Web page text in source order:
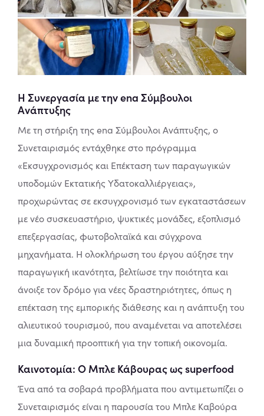
Η Συνεργασία με την ena Σύμβουλοι
Ανάπτυξης
Με τη στήριξη της ena Σύμβουλοι Ανάπτυξης, ο
Συνεταιρισμός εντάχθηκε στο πρόγραμμα
«Εκσυγχρονισμός και Επέκταση των παραγωγικών
υποδομών Εκτατικής Υδατοκαλλιέργειας»,
προχωρώντας σε εκσυγχρονισμό των εγκαταστάσεων
με νέο συσκευαστήριο, ψυκτικές μονάδες, εξοπλισμό
επεξεργασίας, φωτοβολταϊκά και σύγχρονα
μηχανήματα. Η ολοκλήρωση του έργου αύξησε την
παραγωγική ικανότητα, βελτίωσε την ποιότητα και
άνοιξε τον δρόμο για νέες δραστηριότητες, όπως η
επέκταση της εμπορικής διάθεσης και η ανάπτυξη του
αλιευτικού τουρισμού, που αναμένεται να αποτελέσει
μια δυναμική προοπτική για την τοπική οικονομία.
Καινοτομία: Ο Μπλε Κάβουρας ως superfood
Ένα από τα σοβαρά προβλήματα που αντιμετωπίζει ο
Συνεταιρισμός είναι η παρουσία του Μπλε Καβούρα